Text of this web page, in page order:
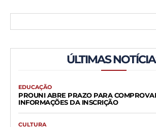
ÚLTIMAS
EDUCAÇÃO
PROUNI ABRE PRAZO PARA
INFORMAÇÕES DA INSCRIÇÃO
CULTURA